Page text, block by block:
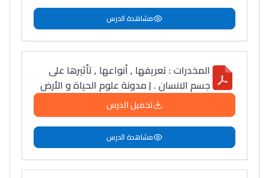
مشاهدة الدرس
المخدرات : تعريفها , أنواعها , تأثيرها على
جسم الانسان . | مدونة علوم الحياة و الأرض
تحميل الدرس
مشاهدة الدرس